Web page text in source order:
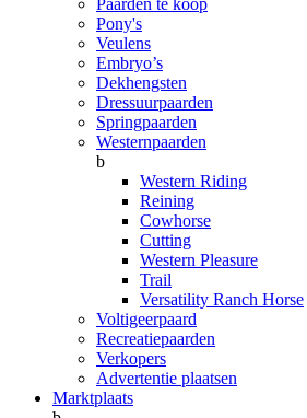
Paarden te koop
Pony's
Veulens
Embryo’s
Dekhengsten
Dressuurpaarden
Springpaarden
Westernpaarden
b
Western Riding
Reining
Cowhorse
Cutting
Western Pleasure
Trail
Versatility Ranch Horse
Voltigeerpaard
Recreatiepaarden
Verkopers
Advertentie plaatsen
Marktplaats